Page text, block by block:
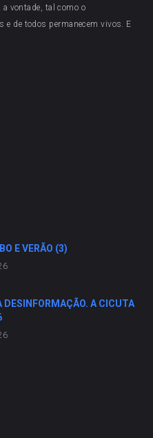
a vontade, tal como o
de todos permanecem vivos. E
E VERÃO (3)
DESINFORMAÇÃO. A CICUTA